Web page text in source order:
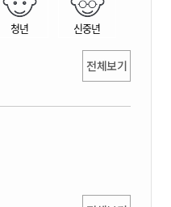
청년 신중년
전체보기